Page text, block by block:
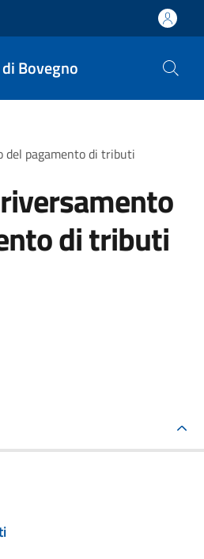
Bovegno
del pagamento di tributi
di tributi